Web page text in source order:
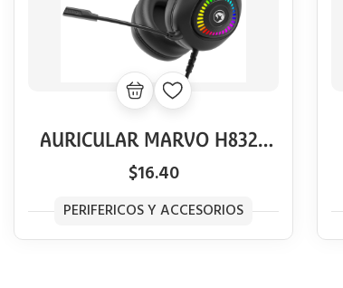
AURICULAR MARVO H8325
AKARI 40 RGB BK
$16.40
PERIFERICOS Y ACCESORIOS